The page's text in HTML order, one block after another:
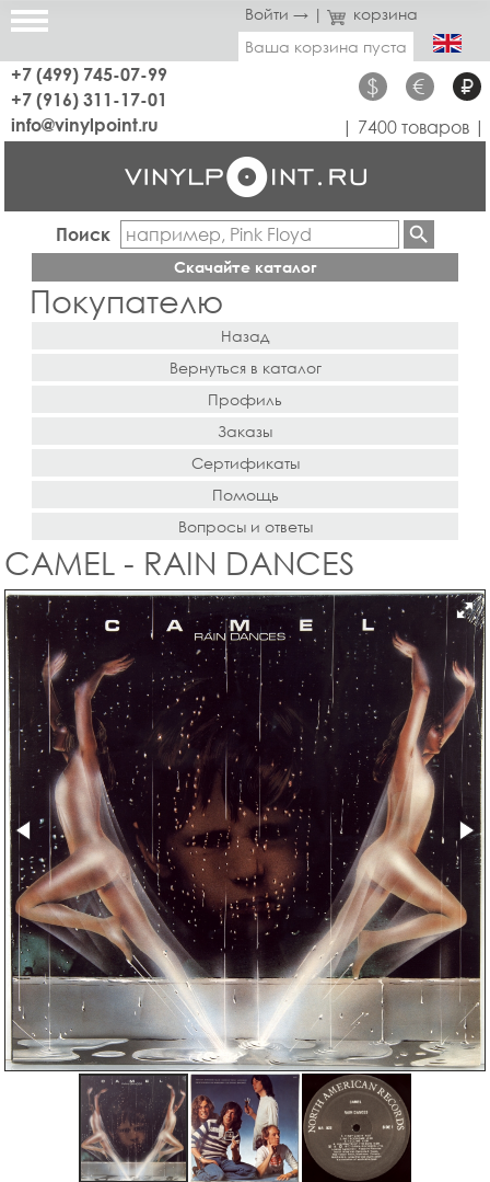
Войти → |
корзина
Ваша корзина пуста
+7 (499) 745-07-99
+7 (916) 311-17-01
$ € ₽
info@vinylpoint.ru | 7400 товаров |
Поиск
Скачайте каталог
Покупателю
Назад
Вернуться в каталог
Профиль
Заказы
Сертификаты
Помощь
Вопросы и ответы
CAMEL - RAIN DANCES